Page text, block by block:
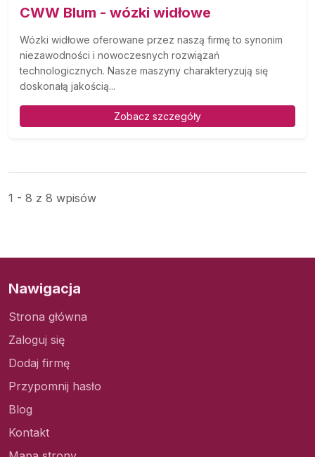
CWW Blum - wózki widłowe
Wózki widłowe oferowane przez naszą firmę to synonim
niezawodności i nowoczesnych rozwiązań
technologicznych. Nasze maszyny charakteryzują się
doskonałą jakością...
Zobacz szczegóły
1 - 8 z 8 wpisów
Nawigacja
Strona główna
Zaloguj się
Dodaj firmę
Przypomnij hasło
Blog
Kontakt